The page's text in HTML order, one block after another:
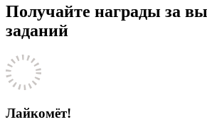
Получайте награды за
заданий
Лайкомёт!